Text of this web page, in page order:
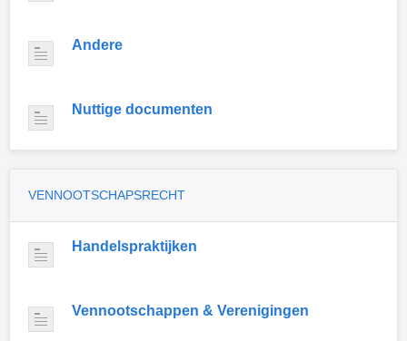
Andere
Nuttige documenten
VENNOOTSCHAPSRECHT
Handelspraktijken
Vennootschappen & Verenigingen